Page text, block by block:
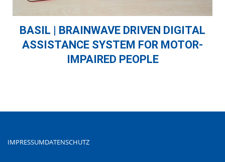
BASIL | BRAINWAVE DRIVEN DIGITAL
ASSISTANCE SYSTEM FOR MOTOR-
IMPAIRED PEOPLE
IMPRESSUMDATENSCHUTZ